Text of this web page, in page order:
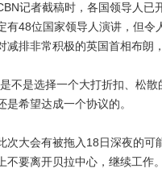
记者截稿时，各国领导人已
有48位国家领导人演讲，但
减排非常积极的英国首相布朗
是选择一个大打折扣、松散
是希望达成一个协议的。
大会有被拖入18日深夜的可能
不要离开贝拉中心，继续工作。